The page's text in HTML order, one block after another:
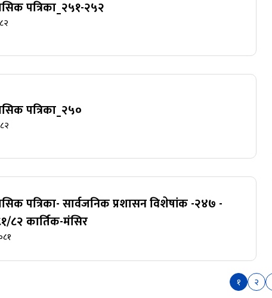
पत्रिका_२५१-२५२
पत्रिका_२५०
पत्रिका- सार्वजनिक प्रशासन विशेषांक -२४७ -
८२ कार्तिक-मंसिर
१ २